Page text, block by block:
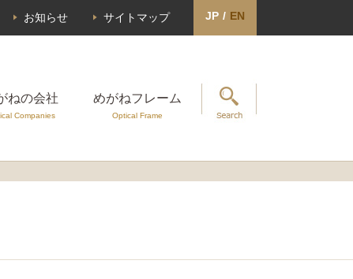
お知らせ サイトマップ JP / EN
ねの会社
Companies
めがねフレーム
Optical Frame